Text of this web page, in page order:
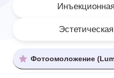
Фотоомоложение